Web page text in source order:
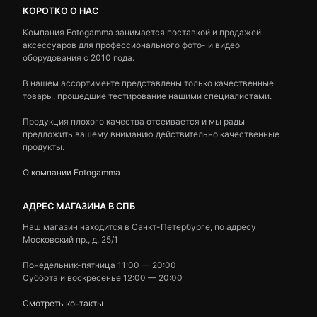
КОРОТКО О НАС
Компания Fotogamma занимается поставкой и продажей
аксессуаров для профессионального фото- и видео
оборудования с 2010 года.
В нашем ассортименте представлены только качественные
товары, прошедшие тестирование нашими специалистами.
Продукция плохого качества отсеивается и мы рады
предложить вашему вниманию действительно качественные
продукты.
О компании Fotogamma
АДРЕС МАГАЗИНА В СПБ
Наш магазин находится в Санкт-Петербурге, по адресу
Московский пр., д. 25/1
Понедельник-пятница 11:00 — 20:00
Суббота и воскресенье 12:00 — 20:00
Смотреть контакты